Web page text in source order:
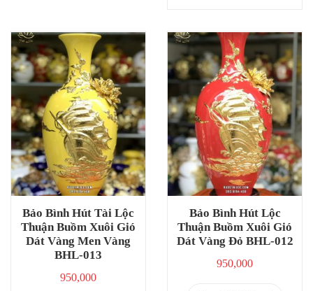
Bảo Bình Hút Tài Lộc
Thuận Buồm Xuôi Gió
Dát Vàng Men Vàng
BHL-013
950,000
Bảo Bình Hút Lộc
Thuận Buồm Xuôi Gió
Dát Vàng Đỏ BHL-012
950,000